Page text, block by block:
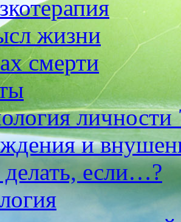
жизни
смерти
личности
и
если…?